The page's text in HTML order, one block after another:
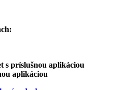
s príslušnou aplikáciou
aplikáciou